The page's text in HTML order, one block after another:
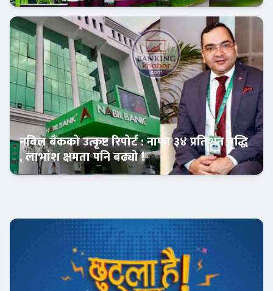
Banner News
नबिल बैंकको उत्कृष्ट रिपोर्ट : नाफा ३४ प्रतिशत बृद्धि
, लाभांश क्षमता पनि बढ्यो !